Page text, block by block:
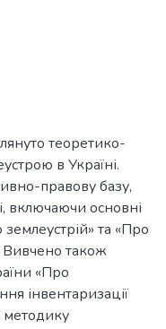
теоретико-
в Україні.
правову базу,
включаючи основні
та «Про
також
«Про
інвентаризації
методику